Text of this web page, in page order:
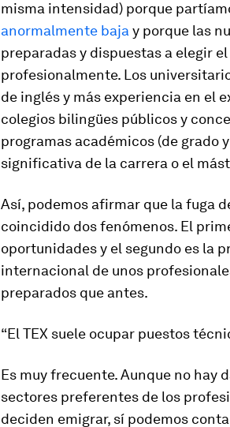
misma intensidad) porque
anormalmente baja y porque las
preparadas y dispuestas a elegir
profesionalmente. Los
de inglés y más experiencia en el
colegios bilingües públicos y
programas académicos (de grado
significativa de la carrera o el
Así, podemos afirmar que la fuga
coincidido dos fenómenos. El
oportunidades y el segundo es la
internacional de unos
preparados que antes.
“El TEX suele ocupar puestos
Es muy frecuente.Aunque no hay
sectores preferentes de los
deciden emigrar, sí podemos